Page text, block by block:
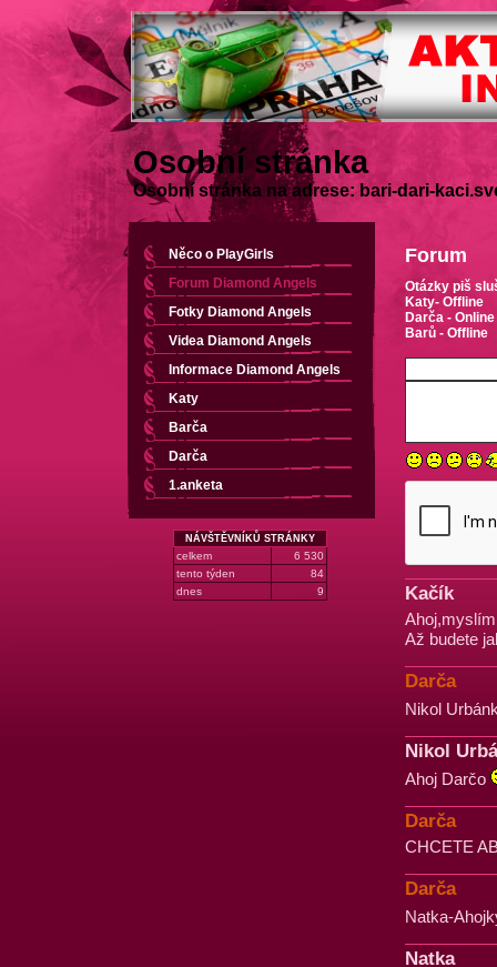
Osobní stránka
Osobní stránka na adrese: bari-dari-
Forum
Otázky piš
Katy- Offline
Darča - Online
Barů - Offline
Kačík
Až budete
Darča
Nikol
Nikol
Ahoj Darčo
Darča
CHCETE
Darča
Natka-
Natka
Něco o PlayGirls
Forum Diamond Angels
Fotky Diamond Angels
Videa Diamond Angels
Informace Diamond Angels
Katy
Barča
Darča
1.anketa
NÁVŠTĚVNÍKŮ STRÁNKY
celkem
6 530
tento týden
84
dnes
9